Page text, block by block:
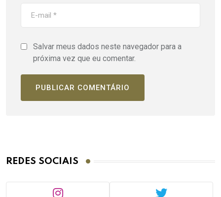
Salvar meus dados neste navegador para a
próxima vez que eu comentar.
REDES SOCIAIS